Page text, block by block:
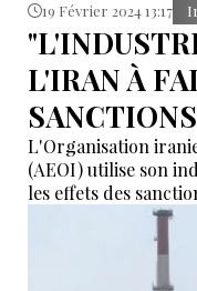
19 Février 2024 13:17
L'IRAN À
L'Organisation
(AEOI) utilise son
les effets des
vice-président et